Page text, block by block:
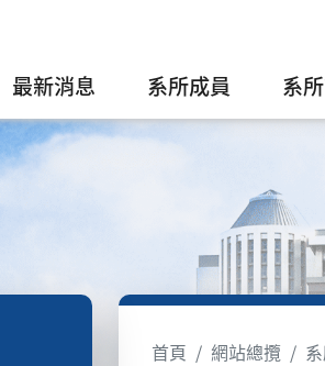
最新消息 系所成員 系
首頁 網站總攬